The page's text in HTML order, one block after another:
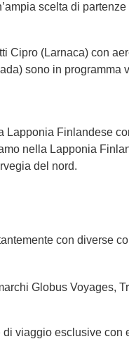
scelta di
(Larnaca) con
sono in
Finlandese
nella Lapponia
del nord.
con diverse
Globus Voyages,
viaggio esclusive